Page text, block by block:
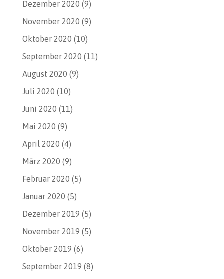
Dezember 2020 (9)
November 2020 (9)
Oktober 2020 (10)
September 2020 (11)
August 2020 (9)
Juli 2020 (10)
Juni 2020 (11)
Mai 2020 (9)
April 2020 (4)
März 2020 (9)
Februar 2020 (5)
Januar 2020 (5)
Dezember 2019 (5)
November 2019 (5)
Oktober 2019 (6)
September 2019 (8)